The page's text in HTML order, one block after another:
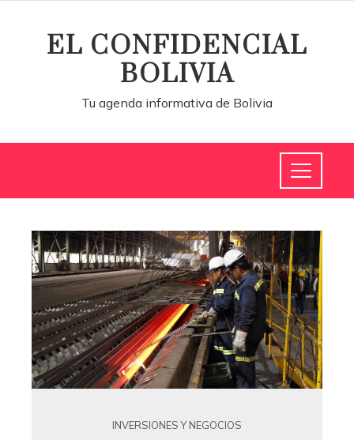
EL CONFIDENCIAL
BOLIVIA
Tu agenda informativa de Bolivia
INVERSIONES Y NEGOCIOS